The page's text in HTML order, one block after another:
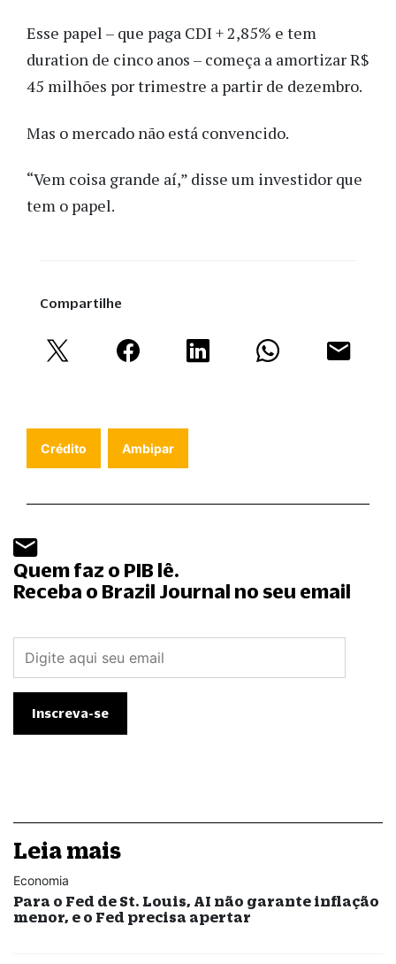
Esse papel – que paga CDI + 2,85% e tem
duration de cinco anos – começa a amortizar R$
45 milhões por trimestre a partir de dezembro.
Mas o mercado não está convencido.
“Vem coisa grande aí,” disse um investidor que
tem o papel.
Compartilhe
Crédito Ambipar
Quem faz o PIB lê.
Receba o Brazil Journal no seu email
Leia mais
Economia
Para o Fed de St. Louis, AI não garante inflação
menor, e o Fed precisa apertar